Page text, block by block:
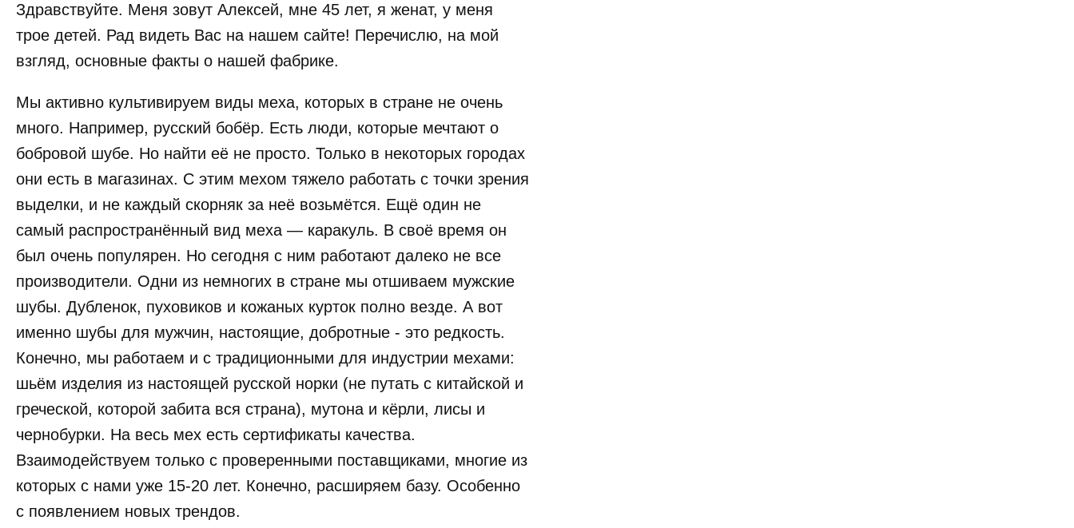
Здравствуйте. Меня зовут Алексей, мне 45 лет, я женат, у меня
трое детей. Рад видеть Вас на нашем сайте! Перечислю, на мой
взгляд, основные факты о нашей фабрике.
Мы активно культивируем виды меха, которых в стране не очень
много. Например, русский бобёр. Есть люди, которые мечтают о
бобровой шубе. Но найти её не просто. Только в некоторых городах
они есть в магазинах. С этим мехом тяжело работать с точки зрения
выделки, и не каждый скорняк за неё возьмётся. Ещё один не
самый распространённый вид меха — каракуль. В своё время он
был очень популярен. Но сегодня с ним работают далеко не все
производители. Одни из немногих в стране мы отшиваем мужские
шубы. Дубленок, пуховиков и кожаных курток полно везде. А вот
именно шубы для мужчин, настоящие, добротные - это редкость.
Конечно, мы работаем и с традиционными для индустрии мехами:
шьём изделия из настоящей русской норки (не путать с китайской и
греческой, которой забита вся страна), мутона и кёрли, лисы и
чернобурки. На весь мех есть сертификаты качества.
Взаимодействуем только с проверенными поставщиками, многие из
которых с нами уже 15-20 лет. Конечно, расширяем базу. Особенно
с появлением новых трендов.